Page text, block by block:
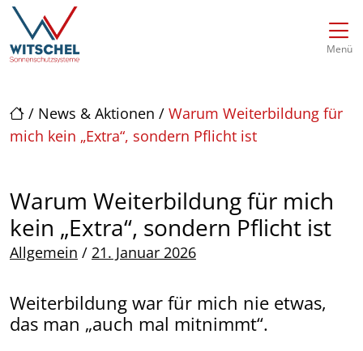
zur Top-Navigation
zur Hauptnavigation
Inhalt springen
zum Footer
Hauptnavigation
Menü
/ News & Aktionen / Warum Weiterbildung für
mich kein „Extra“, sondern Pflicht ist
Warum Weiterbildung für mich
kein „Extra“, sondern Pflicht ist
Allgemein / Posted on
21. Januar 2026
Weiterbildung war für mich nie etwas,
das man „auch mal mitnimmt“.